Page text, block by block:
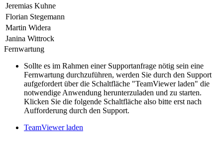
Jeremias Kuhne
Florian Stegemann
Martin Widera
Janina Wittrock
Fernwartung
Sollte es im Rahmen einer Supportanfrage nötig sein eine
Fernwartung durchzuführen, werden Sie durch den Support
aufgefordert über die Schaltfläche "TeamViewer laden" die
notwendige Anwendung herunterzuladen und zu starten.
Klicken Sie die folgende Schaltfläche also bitte erst nach
Aufforderung durch den Support.
TeamViewer laden